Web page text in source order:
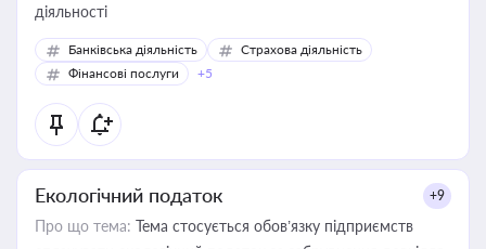
діяльності
Банківська діяльність
Страхова діяльність
Фінансові послуги
+5
Екологічний податок +9
Про що тема: Тема стосується обов’язку підприємств